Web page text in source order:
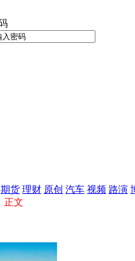
期货 理财 原创 汽车 视频 路演
正文